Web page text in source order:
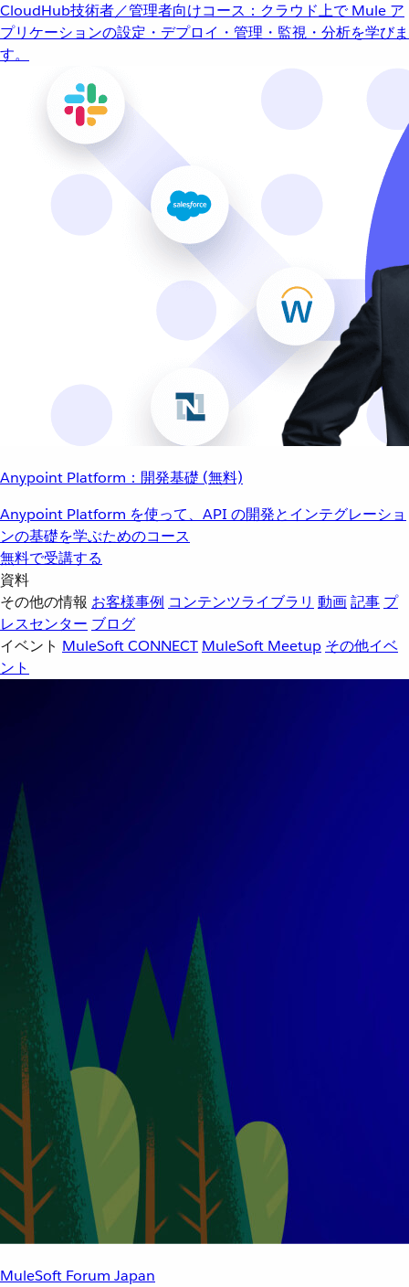
CloudHub技術者／管理者向けコース：クラウド上で Mule ア
プリケーションの設定・デプロイ・管理・監視・分析を学びま
す。
Anypoint Platform：開発基礎 (無料)
Anypoint Platform を使って、API の開発とインテグレーショ
ンの基礎を学ぶためのコース
無料で受講する
資料
その他の情報 お客様事例 コンテンツライブラリ 動画記事 プ
レスセンター ブログ
イベント MuleSoft CONNECT MuleSoft Meetup その他イベ
ント
MuleSoft Forum Japan